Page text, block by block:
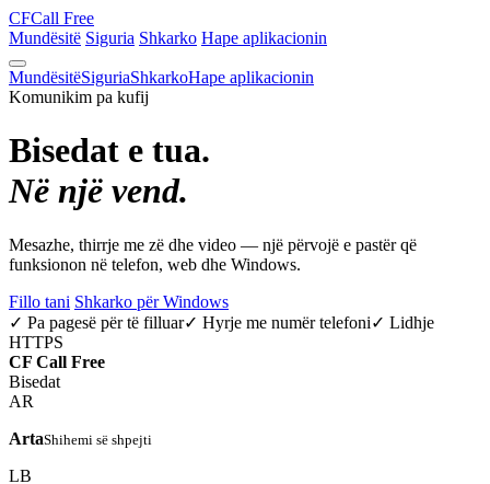
CFCall Free
Mundësitë Siguria Shkarko Hape aplikacionin
MundësitëSiguriaShkarkoHape aplikacionin
Komunikim pa kufij
Bisedat e tua.
Në një vend.
Mesazhe, thirrje me zë dhe video — një përvojë e pastër që
funksionon në telefon, web dhe Windows.
Fillo tani Shkarko për Windows
✓ Pa pagesë për të filluar✓ Hyrje me numër telefoni✓ Lidhje
HTTPS
CF Call Free
Bisedat
AR
ArtaShihemi së shpejti
LB